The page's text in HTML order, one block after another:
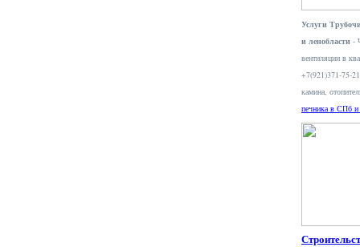
Услуги
и ленобласти -
вентиляции в
+7(921)371-75-
камина,
печника в СПб и